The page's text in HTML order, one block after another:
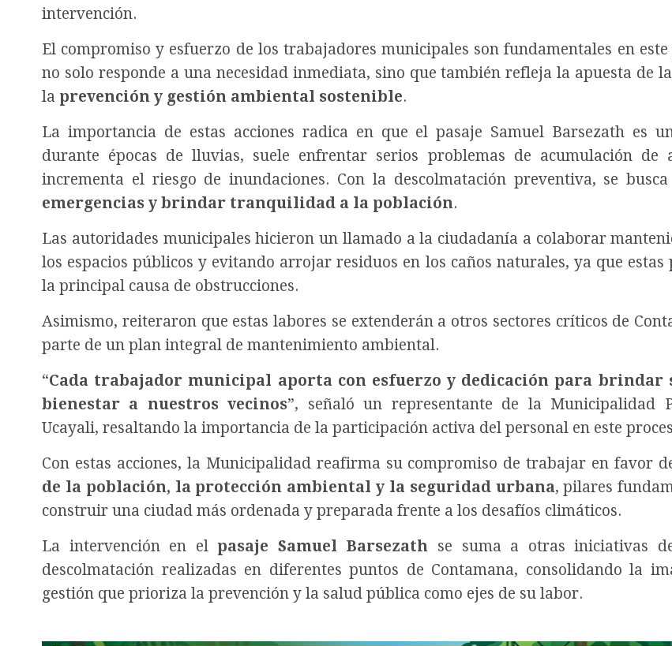
intervención.
El compromiso y esfuerzo de los trabajadores municipales son fundamentales en este
no solo responde a una necesidad inmediata, sino que también refleja la apuesta de
la prevención y gestión ambiental sostenible.
La importancia de estas acciones radica en que el pasaje Samuel Barsezath es
durante épocas de lluvias, suele enfrentar serios problemas de acumulación de
incrementa el riesgo de inundaciones. Con la descolmatación preventiva, se busca
emergencias y brindar tranquilidad a la población.
Las autoridades municipales hicieron un llamado a la ciudadanía a colaborar
los espacios públicos y evitando arrojar residuos en los caños naturales, ya que estas
la principal causa de obstrucciones.
Asimismo, reiteraron que estas labores se extenderán a otros sectores críticos de
parte de un plan integral de mantenimiento ambiental.
“Cada trabajador municipal aporta con esfuerzo y dedicación para brindar
bienestar a nuestros vecinos”, señaló un representante de la Municipalidad
Ucayali, resaltando la importancia de la participación activa del personal en este
Con estas acciones, la Municipalidad reafirma su compromiso de trabajar en favor
de la población, la protección ambiental y la seguridad urbana, pilares
construir una ciudad más ordenada y preparada frente a los desafíos climáticos.
La intervención en el pasaje Samuel Barsezath se suma a otras iniciativas
descolmatación realizadas en diferentes puntos de Contamana, consolidando la
gestión que prioriza la prevención y la salud pública como ejes de su labor.